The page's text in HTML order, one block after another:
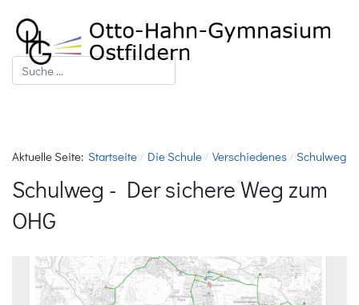
Suchen
Aktuelle Seite: Startseite Die Schule Verschiedenes Schulweg
Schulweg - Der sichere Weg zum
OHG